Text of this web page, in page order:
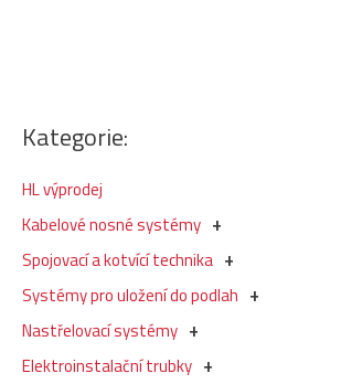
Kategorie:
HL výprodej
Kabelové nosné systémy
Spojovací a kotvící technika
Systémy pro uložení do podlah
Nastřelovací systémy
Elektroinstalační trubky